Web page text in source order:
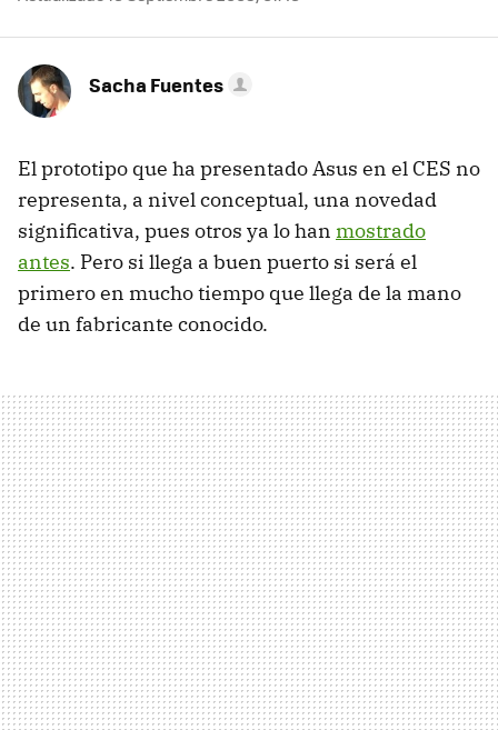
Sacha Fuentes
El prototipo que ha presentado Asus en el CES no
representa, a nivel conceptual, una novedad
significativa, pues otros ya lo han mostrado
antes. Pero si llega a buen puerto si será el
primero en mucho tiempo que llega de la mano
de un fabricante conocido.